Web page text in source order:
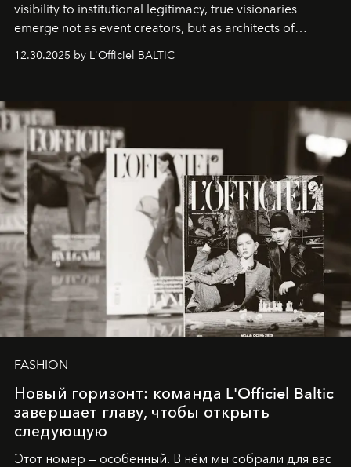
visibility to institutional legitimacy, true visionaries
emerge not as event creators, but as architects of
ecosystems.
Sabrina Spinelli
brand strategist with three decades of mastery in luxury,
framework where creativity, commerce, and culture
converge with surgical precision.
12.30.2025 by L'Officiel BALTIC
FASHION
Новый горизонт: команда L'Officiel Baltic
завершает главу, чтобы открыть
следующую
Этот номер — особенный. В нём мы собрали для вас